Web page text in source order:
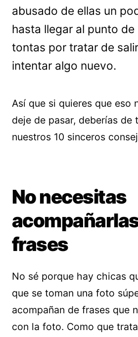
abusado de ellas un
hasta llegar al punto de
tontas por tratar de
intentar algo nuevo.
Así que si quieres que eso
deje de pasar, deberías de
nuestros 10 sinceros
No necesitas
frases
No sé porque hay chicas
que se toman una foto
acompañan de frases que
con la foto. Como que